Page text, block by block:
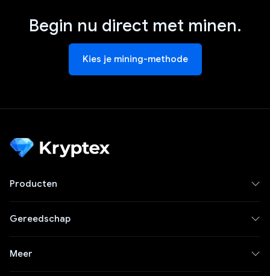
Begin nu direct met minen.
Kies je mining-methode
Producten
Gereedschap
Meer